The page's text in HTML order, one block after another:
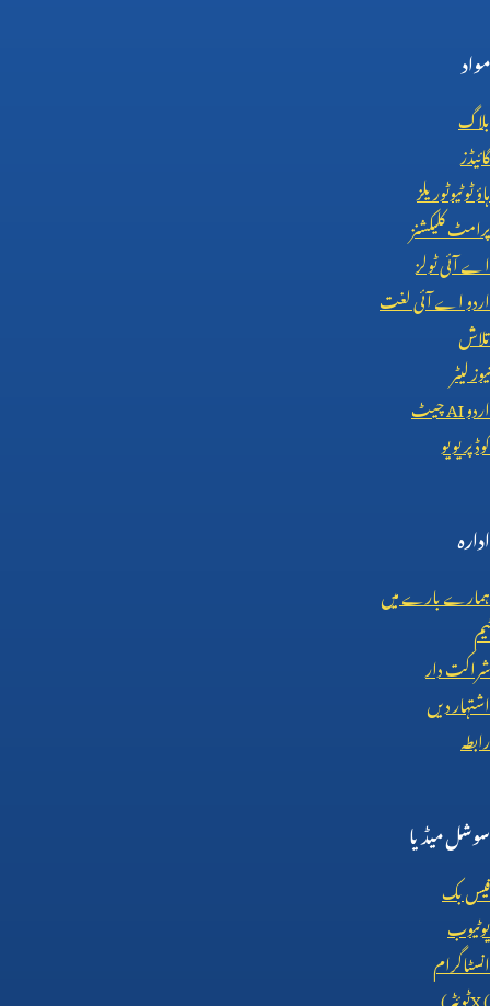
مواد
بلاگ
گائیڈز
ہاؤ ٹو ٹیوٹوریلز
پرامٹ کلیکشنز
اے آئی ٹولز
اردو اے آئی لغت
تلاش
نیوز لیٹر
اردوAIچیٹ
کوڈ پریویو
ادارہ
ہمارے بارے میں
ٹیم
شراکت دار
اشتہار دیں
رابطہ
سوشل میڈیا
فیس بک
یوٹیوب
انسٹاگرام
X (ٹوئٹر)